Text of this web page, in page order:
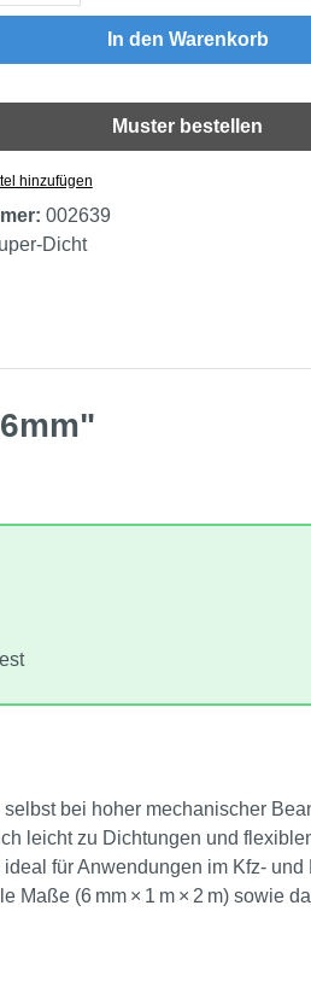
In den Warenkorb
Muster bestellen
hinzufügen
002639
Dicht
bei hoher mechanischer
leicht zu Dichtungen und
für Anwendungen im Kfz‑ und
Maße (6 mm × 1 m × 2 m) sowie